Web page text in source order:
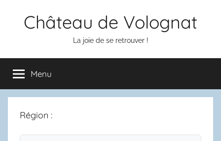
Château de Volognat
La joie de se retrouver !
Menu
Région :